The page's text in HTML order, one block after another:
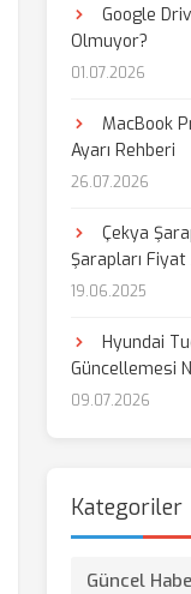
Paylaş
Google
Olmuyor?
01.07.2026
MacBook
Ayarı Rehberi
26.07.2026
Çekya
Şarapları Fiyat
19.06.2025
Hyundai
Güncellemesi
09.07.2026
Kategoriler
Güncel